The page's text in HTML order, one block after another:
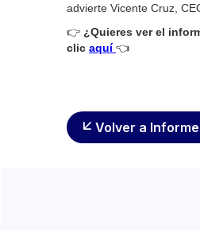
advierte Vicente Cruz,
👉 ¿Quieres ver el
clic aquí 👈
Volver a